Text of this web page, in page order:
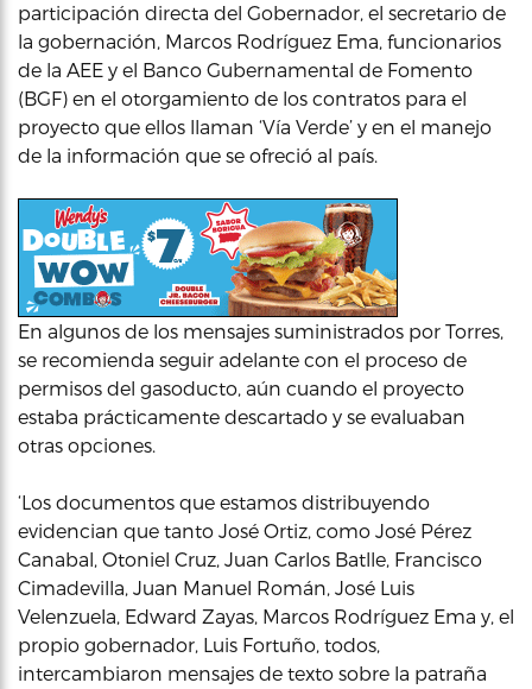
participación directa del Gobernador, el secretario de
la gobernación, Marcos Rodríguez Ema, funcionarios
de la AEE y el Banco Gubernamental de Fomento
(BGF) en el otorgamiento de los contratos para el
proyecto que ellos llaman ‘Vía Verde’ y en el manejo
de la información que se ofreció al país.
En algunos de los mensajes suministrados por Torres,
se recomienda seguir adelante con el proceso de
permisos del gasoducto, aún cuando el proyecto
estaba prácticamente descartado y se evaluaban
otras opciones.
‘Los documentos que estamos distribuyendo
evidencian que tanto José Ortiz, como José Pérez
Canabal, Otoniel Cruz, Juan Carlos Batlle, Francisco
Cimadevilla, Juan Manuel Román, José Luis
Velenzuela, Edward Zayas, Marcos Rodríguez Ema y, el
propio gobernador, Luis Fortuño, todos,
intercambiaron mensajes de texto sobre la patraña